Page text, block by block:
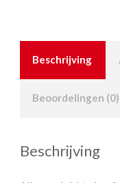
Beschrijving
Beoordelingen (0)
Beschrijving